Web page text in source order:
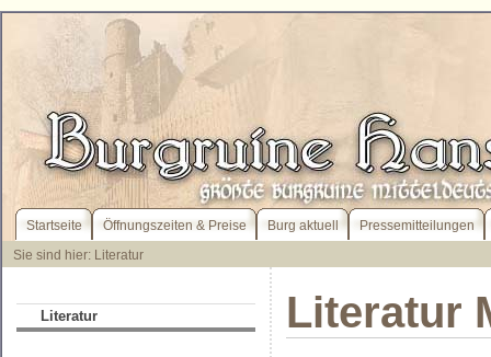
Startseite Öffnungszeiten & Preise Burg aktuell
Pressemitteilungen
Sie sind hier: Literatur
Literatur Literatur